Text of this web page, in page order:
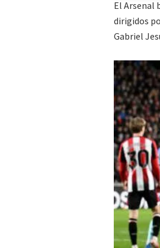
El Arsenal
dirigidos
Gabriel